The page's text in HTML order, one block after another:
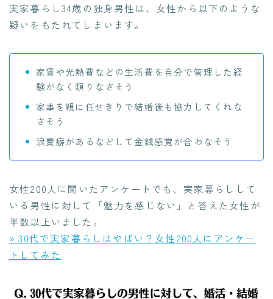
実家暮らし34歳の独身男性は、女性から以下のような
疑いをもたれてしまいます。
家賃や光熱費などの生活費を自分で管理した経
験がなく頼りなさそう
家事を親に任せきりで結婚後も協力してくれな
さそう
浪費癖があるなどして金銭感覚が合わなそう
女性200人に聞いたアンケートでも、実家暮らしして
いる男性に対して「魅力を感じない」と答えた女性が
半数以上いました。
» 30代で実家暮らしはやばい？女性200人にアンケー
トしてみた